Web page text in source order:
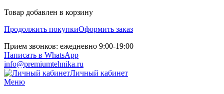
Товар добавлен в корзину
Продолжить покупкиОформить заказ
Прием звонков: ежедневно 9:00-19:00
Написать в WhatsApp
info@premiumtehnika.ru
Личный кабинет
Меню